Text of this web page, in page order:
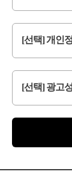
[선택] 개인
[선택] 광고